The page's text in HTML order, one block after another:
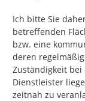
Ich bitte Sie
betreffenden
bzw. eine
deren
Zuständigkeit bei
Dienstleister
zeitnah zu